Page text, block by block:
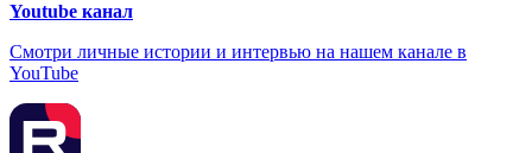
Youtube канал
Смотри личные истории и интервью на нашем канале в
YouTube